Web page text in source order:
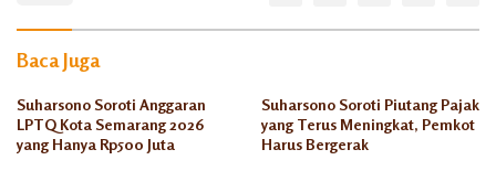
Plastik
Baca Juga
Suharsono Soroti Anggaran
LPTQ Kota Semarang 2026
yang Hanya Rp500 Juta
Suharsono Soroti Piutang Pajak
yang Terus Meningkat, Pemkot
Harus Bergerak